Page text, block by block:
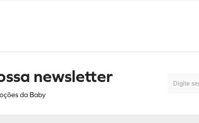
newsletter
da Baby